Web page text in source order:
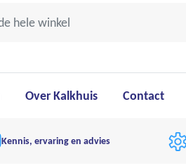
Over Kalkhuis Contact
Kennis, ervaring en advies